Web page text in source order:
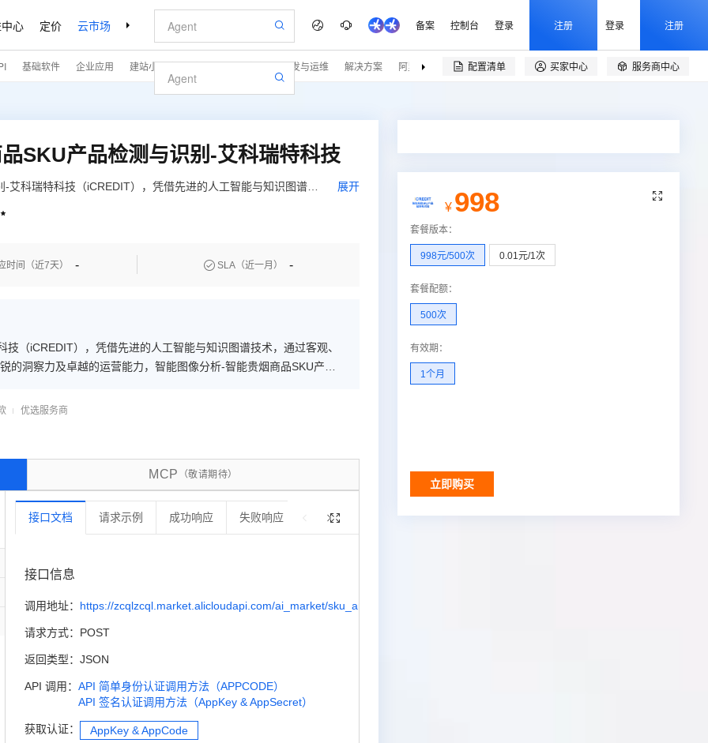
心 定价 云市场 合作伙伴 支持与服务 了解阿里云 备案 控制台 登录 注册 登录 注册
基础软件 企业应用 建站小程序 专业服务 安全 开发与运维 解决方案 阿里云精选 伙伴招募
配置清单  买家中心  服务商中心
SKU产品检测与识别-艾科瑞特科技
科瑞特科技（iCREDIT），凭借先进的人工智能与知识图谱技
展开

时间（近7天） -  SLA（近一月） -
（iCREDIT），凭借先进的人工智能与知识图谱技术，通过客观、
洞察力及卓越的运营能力，智能图像分析-智能贵烟商品SKU产品
智能贵烟商品SKU产品检测与识别
优选服务商
MCP （敬请期待）

接口文档 请求示例 成功响应 失败响应 错误码 调用结果
接口信息
调用地址： https://zcqlzcql.market.alicloudapi.com/ai_market/sku_and_logo/nfmape/v1
请求方式： POST
返回类型： JSON
API 调用： API 简单身份认证调用方法（APPCODE）
API 签名认证调用方法（AppKey & AppSecret）
获取认证： AppKey & AppCode

¥ 998
套餐版本：
998元/500次 0.01元/1次
套餐配额 ：
500次
有效期 ：
1个月
立即购买